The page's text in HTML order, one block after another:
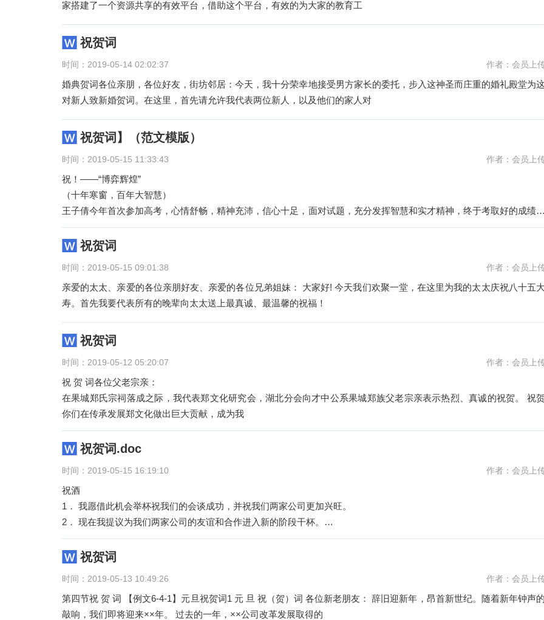
家搭建了一个资源共享的有效平台，借助这个平台，有效的为大家的教育工
祝贺词
时间：2019-05-14 02:02:37 作者：会员上
婚典贺词各位亲朋，各位好友，街坊邻居：今天，我十分荣幸地接受男方家长的委托，步入这神圣而庄重的婚礼殿堂为
对新人致新婚贺词。在这里，首先请允许我代表两位新人，以及他们的家人对
祝贺词】（范文模版）
时间：2019-05-15 11:33:43 作者：会员上
祝！——“博弈辉煌”
（十年寒窗，百年大智慧）
王子倩今年首次参加高考，心情舒畅，精神充沛，信心十足，面对试题，充分发挥智慧和实才精神，终于考取好的成绩，
超过理科一本分数线，圆了孩子理想
祝贺词
时间：2019-05-15 09:01:38 作者：会员上
亲爱的太太、亲爱的各位亲朋好友、亲爱的各位兄弟姐妹： 大家好! 今天我们欢聚一堂，在这里为我的太太庆祝八十五大
寿。首先我要代表所有的晚辈向太太送上最真诚、最温馨的祝福！
祝贺词
时间：2019-05-12 05:20:07 作者：会员上
祝 贺 词各位父老宗亲：
在果城郑氏宗祠落成之际，我代表郑文化研究会，湖北分会向才中公系果城郑族父老宗亲表示热烈、真诚的祝贺。 祝贺
你们在传承发展郑文化做出巨大贡献，成为我
祝贺词.doc
时间：2019-05-15 16:19:10 作者：会员上
祝酒
1． 我愿借此机会举杯祝我们的会谈成功，并祝我们两家公司更加兴旺。
2． 现在我提议为我们两家公司的友谊和合作进入新的阶段干杯。
3． 祝愿诸位这次访问上海成功，并能在许多
祝贺词
时间：2019-05-13 10:49:26 作者：会员上
第四节祝 贺 词 【例文6-4-1】元旦祝贺词1 元 旦 祝（贺）词 各位新老朋友： 辞旧迎新年，昂首新世纪。随着新年钟声的
敲响，我们即将迎来××年。 过去的一年，××公司改革发展取得的